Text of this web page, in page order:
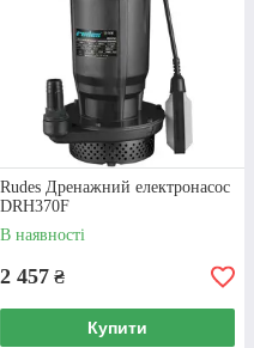
за Вас, за
замовлення
нас можливий
пропонує
покупки).
умови та
Rudes Дренажний електронасос
DRH370F
В наявності
2 457 ₴
Купити